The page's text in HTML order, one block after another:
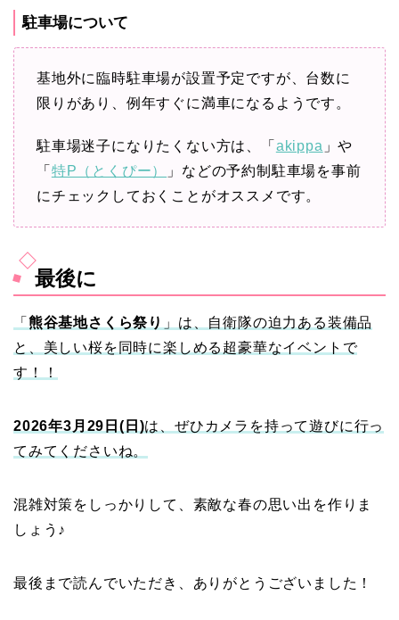
駐車場について
基地外に臨時駐車場が設置予定ですが、台数に
限りがあり、例年すぐに満車になるようです。
駐車場迷子になりたくない方は、「 akippa 」や
「 特P（とくぴー）
」などの予約制駐車場を事前
にチェックしておくことがオススメです。
最後に
「 熊谷基地さくら祭り 」は、自衛隊の迫力ある装備品
と、美しい桜を同時に楽しめる超豪華なイベントで
す！！
2026年3月29日(日)は、ぜひカメラを持って遊びに行っ
てみてくださいね。
混雑対策をしっかりして、素敵な春の思い出を作りま
しょう♪
最後まで読んでいただき、ありがとうございました！